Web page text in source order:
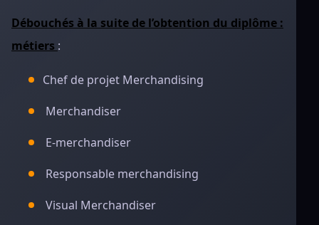
Débouchés à la suite de l’obtention du diplôme :
métiers :
Chef de projet Merchandising
Merchandiser
E-merchandiser
Responsable merchandising
Visual Merchandiser